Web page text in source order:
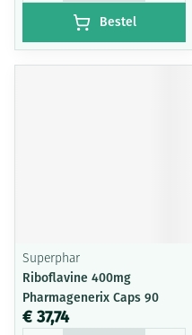
Bestel
Superphar
Riboflavine 400mg
Pharmagenerix Caps 90
€ 37,74